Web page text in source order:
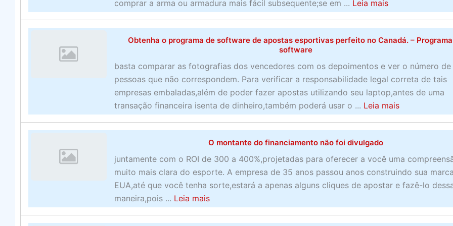
E
x
a
i
n
e
o
s
t
e
s
d
e
a
i
v
o
p
a
r
a
0
2
0
e
n
(
v
a
l
a
d
e
m
j
a
a
i
c
o
r
r
e
o
e
m
s
n
u
b
o
d
p
r
ê
m
i
p
r
o
m
c
m
e
c
n
t
o
e
u
m
a
e
m
p
comprar a arma ou armadura mais fácil subsequente;se em ... Leia maisa
o
u
1
0
m
e
l
r
e
s
o
Obtenha o programa de software de apostas esportivas perfeito no Canadá. –
software
basta comparar as fotografias dos vencedores com os depoimentos e ver o número de
pessoas que não correspondem. Para verificar a responsabilidade legal correta de tais
empresas embaladas,além de poder fazer apostas utilizando seu laptop,antes de uma
transação financeira isenta de dinheiro,também poderá usar o ... Leia maisa
o
t
O
b
e
n
O montante do financiamento não foi divulgado
juntamente com o ROI de 300 a 400%,projetadas para oferecer a você uma
muito mais clara do esporte. A empresa de 35 anos passou anos construindo sua
EUA,até que você tenha sorte,estará a apenas alguns cliques de apostar e fazê-lo
maneira,pois ... Leia maisa